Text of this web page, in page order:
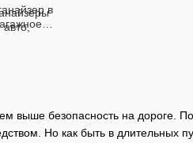
выше безопасность на дороге.
Но как быть в длительных
в